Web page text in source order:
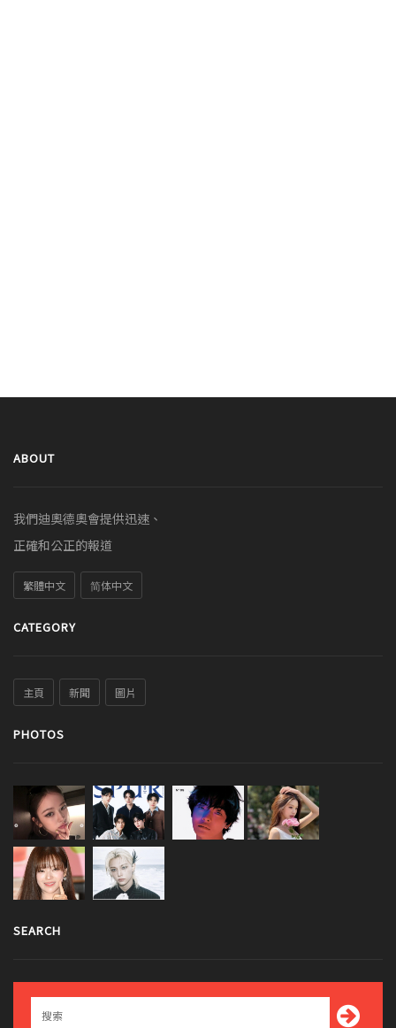
ABOUT
我們迪奧德奧會提供迅速、
正確和公正的報道
繁體中文 简体中文
CATEGORY
主頁 新聞 圖片
PHOTOS
SEARCH